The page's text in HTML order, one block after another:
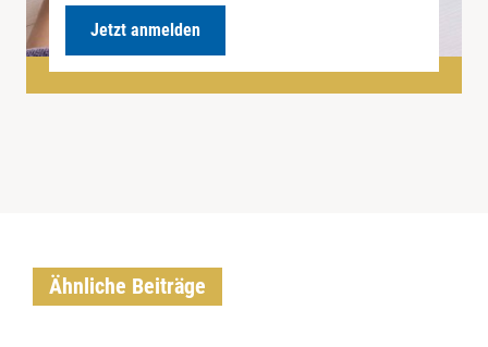
Jetzt anmelden
Ähnliche Beiträge